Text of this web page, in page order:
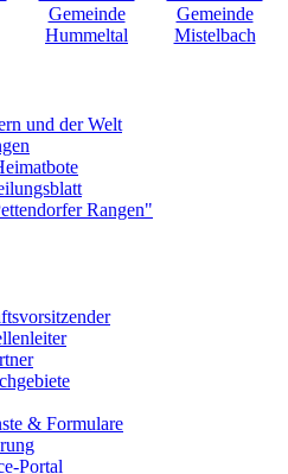
und der Welt
Rangen"
& Formulare
Portal